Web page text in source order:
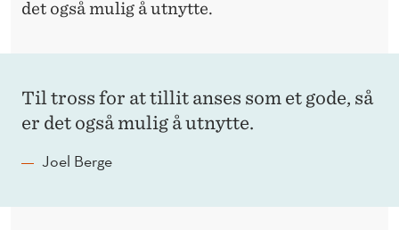
det også mulig å utnytte.
Til tross for at tillit anses som et gode, så
er det også mulig å utnytte.
Joel Berge